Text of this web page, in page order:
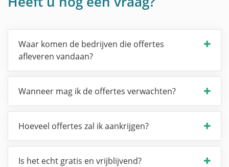
Waar komen de bedrijven die offertes
afleveren vandaan?
Wanneer mag ik de offertes verwachten?
Hoeveel offertes zal ik aankrijgen?
Is het echt gratis en vrijblijvend?